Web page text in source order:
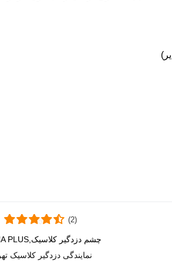
دوست داشتن
چشم دزدگیر کلاسیک,ALPHA PLUS
نمایندگی دزدگیر کلاسیک
(2)